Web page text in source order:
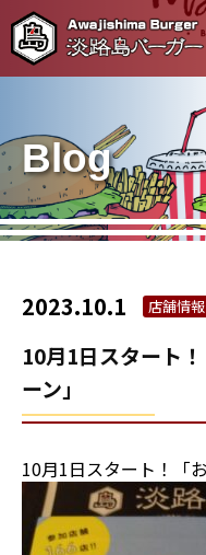
Blog
2023.10.1 店舗情報
10月1日スタート
ーン」
10月1日スタート！「